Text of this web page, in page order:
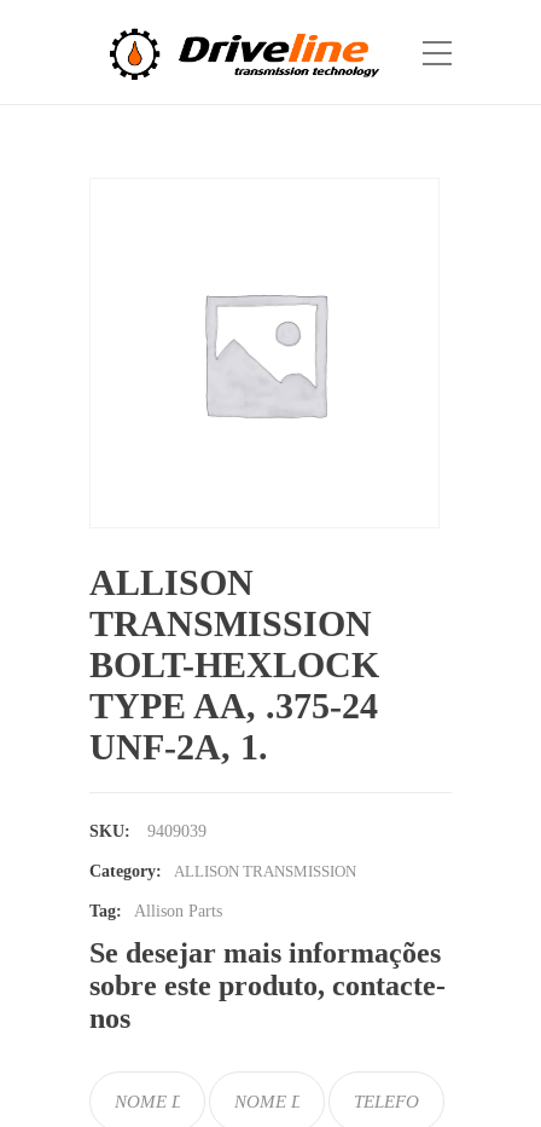
ALLISON
TRANSMISSION
BOLT-HEXLOCK
TYPE AA, .375-24
UNF-2A, 1.
SKU: 9409039
Category: ALLISON TRANSMISSION
Tag: Allison Parts
Se desejar mais informações
sobre este produto, contacte-
nos